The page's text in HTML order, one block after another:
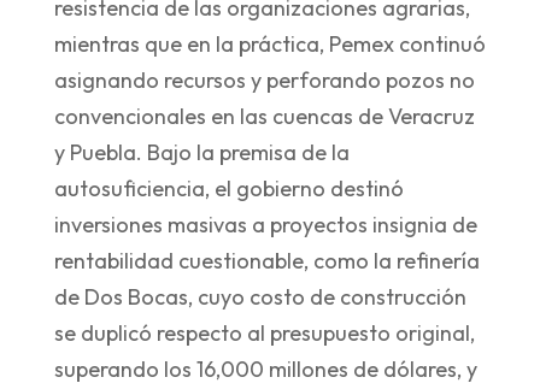
resistencia de las organizaciones agrarias,
mientras que en la práctica, Pemex continuó
asignando recursos y perforando pozos no
convencionales en las cuencas de Veracruz
y Puebla. Bajo la premisa de la
autosuficiencia, el gobierno destinó
inversiones masivas a proyectos insignia de
rentabilidad cuestionable, como la refinería
de Dos Bocas, cuyo costo de construcción
se duplicó respecto al presupuesto original,
superando los 16,000 millones de dólares, y